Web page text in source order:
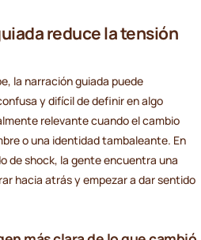
reduce la tensión
la narración guiada puede
y difícil de definir en algo
relevante cuando el cambio
o una identidad tambaleante. En
de shock, la gente encuentra una
hacia atrás y empezar a dar sentido